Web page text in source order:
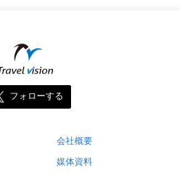
フォローする
会社概要
媒体資料